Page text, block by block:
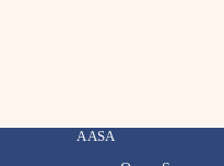
A ASA